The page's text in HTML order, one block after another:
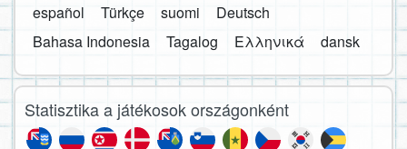
español
Türkçe suomi
Deutsch
Bahasa Indonesia
Tagalog Ελληνικά dansk
Statisztika a játékosok országonként